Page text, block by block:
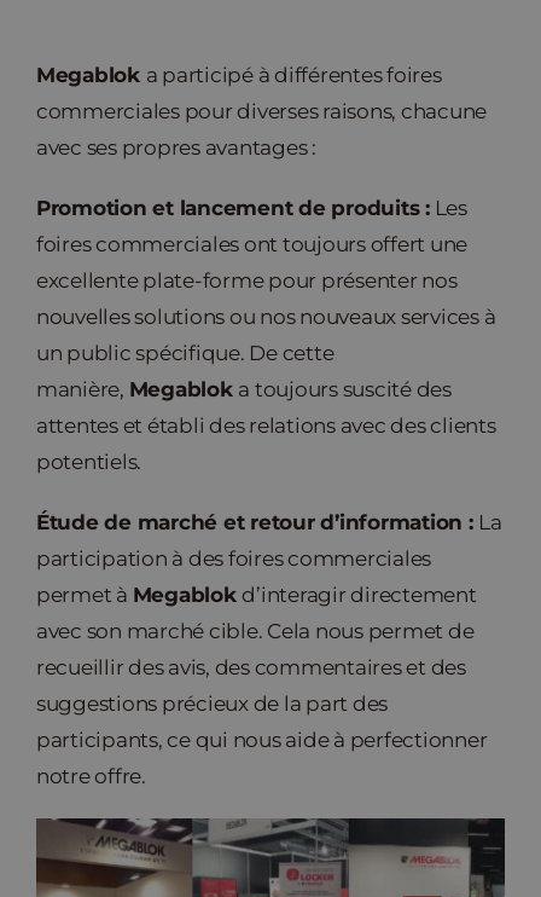
Megablok a participé à différentes foires
commerciales pour diverses raisons, chacune
avec ses propres avantages :
Promotion et lancement de produits :Les
foires commerciales ont toujours offert une
excellente plate-forme pour présenter nos
nouvelles solutions ou nos nouveaux services à
un public spécifique. De cette
manière, Megablok a toujours suscité des
attentes et établi des relations avec des clients
potentiels.
Étude de marché et retour d’information : La
participation à des foires commerciales
permet à Megablok d’interagir directement
avec son marché cible. Cela nous permet de
recueillir des avis, des commentaires et des
suggestions précieux de la part des
participants, ce qui nous aide à perfectionner
notre offre.